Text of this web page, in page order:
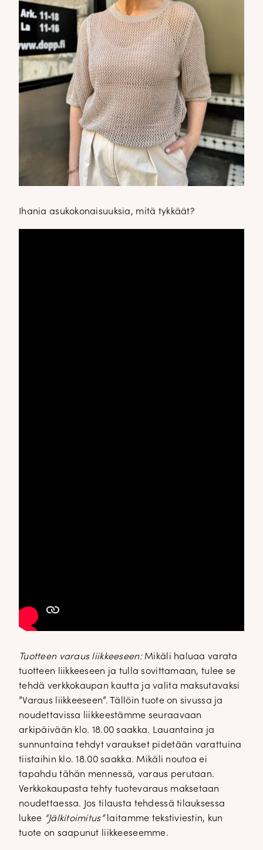
Ihania asukokonaisuuksia, mitä tykkäät?
Tuotteen varaus liikkeeseen:Mikäli haluaa varata
tuotteen liikkeeseen ja tulla sovittamaan, tulee se
tehdä verkkokaupan kautta ja valita maksutavaksi
”Varaus liikkeeseen”. Tällöin tuote on sivussa ja
noudettavissa liikkeestämme seuraavaan
arkipäivään klo. 18.00 saakka. Lauantaina ja
sunnuntaina tehdyt varaukset pidetään varattuina
tiistaihin klo. 18.00 saakka. Mikäli noutoa ei
tapahdu tähän mennessä, varaus perutaan.
Verkkokaupasta tehty tuotevaraus maksetaan
noudettaessa. Jos tilausta tehdessä tilauksessa
lukee “Jälkitoimitus”laitamme tekstiviestin, kun
tuote on saapunut liikkeeseemme.